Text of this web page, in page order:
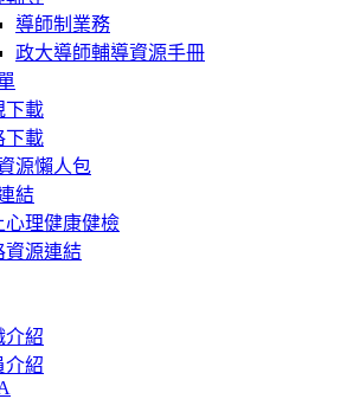
導師制業務
政大導師輔導資源手冊
下載
下載
源懶人包
結
心理健康健檢
資源連結
介紹
介紹